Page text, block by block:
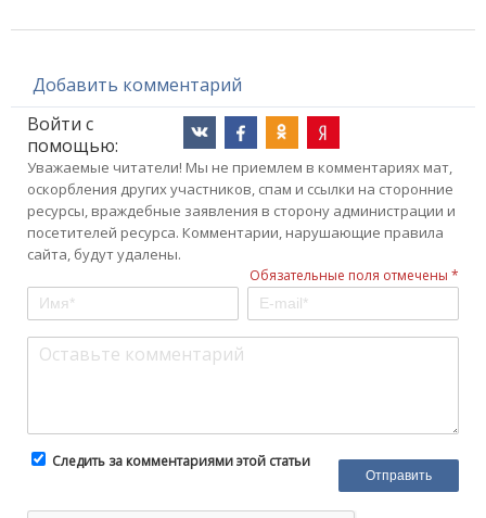
Добавить комментарий
Войти с
помощью:
Уважаемые читатели! Мы не приемлем в комментариях мат,
оскорбления других участников, спам и ссылки на сторонние
ресурсы, враждебные заявления в сторону администрации и
посетителей ресурса. Комментарии, нарушающие правила
сайта, будут удалены.
Обязательные поля отмечены *
Следить за комментариями этой статьи